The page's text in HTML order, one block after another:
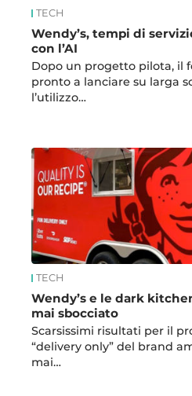
TECH
Wendy’s, tempi di
con l’AI
Dopo un progetto pilota, il
pronto a lanciare su larga
l’utilizzo…
TECH
Wendy’s e le dark
mai sbocciato
Scarsissimi risultati per il
“delivery only” del brand
mai…